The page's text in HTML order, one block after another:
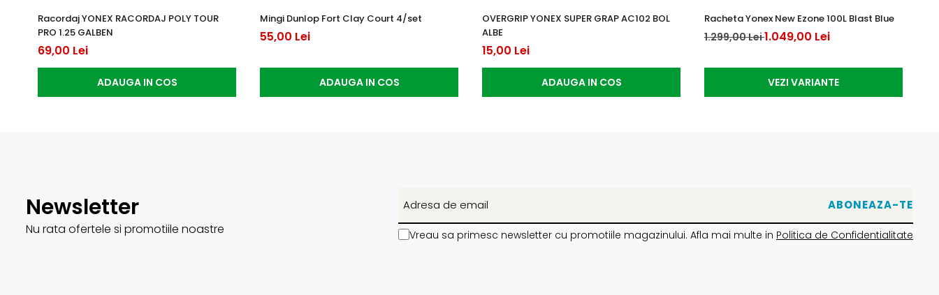
Racordaj YONEX RACORDAJ POLY TOUR
PRO 1.25 GALBEN
69,00 Lei
ADAUGA IN COS
Mingi Dunlop Fort Clay Court 4/set
55,00 Lei
ADAUGA IN COS
OVERGRIP YONEX SUPER GRAP AC102 BOL
ALBE
15,00 Lei
ADAUGA IN COS
Racheta Yonex New Ezone 100L Blast Blue
1.299,00 Lei1.049,00 Lei
VEZI VARIANTE
Newsletter
Nu rata ofertele si promotiile noastre Vreau sa primesc newsletter cu promotiile magazinului. Afla mai multe in Politica de Confidentialitate